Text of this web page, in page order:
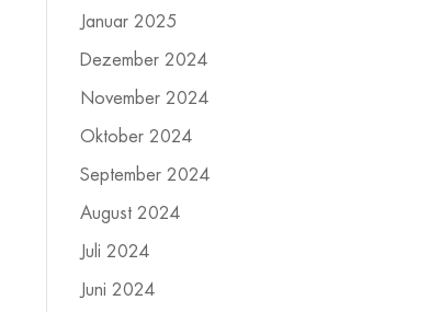
Januar 2025
Dezember 2024
November 2024
Oktober 2024
September 2024
August 2024
Juli 2024
Juni 2024